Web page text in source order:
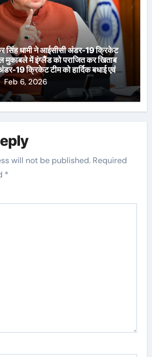
सिंह धामी ने आईसीसी अंडर-19 क्रिकेट
मुकाबले में इंग्लैंड को पराजित कर खिताब
19 क्रिकेट टीम को हार्दिक बधाई एवं
Feb 6, 2026
will not be published. Required
*